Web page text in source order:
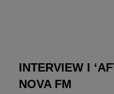
INTERVIEW I
NOVA FM